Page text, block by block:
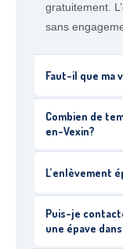
gratuitement.
sans
Faut-il que ma
Combien de
en-Vexin?
L’enlèvement
Puis-je
une épave